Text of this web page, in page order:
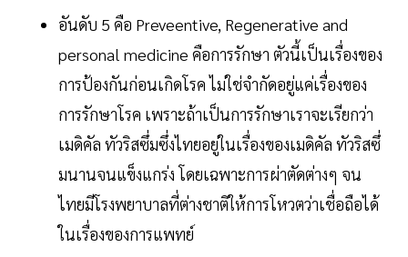
อันดับ 5 คือ Preveentive, Regenerative and
personal medicine คือการรักษา ตัวนี้เป็นเรื่องของ
การป้องกันก่อนเกิดโรค ไม่ใช่จำกัดอยู่แค่เรื่องของ
การรักษาโรค เพราะถ้าเป็นการรักษาเราจะเรียกว่า
เมดิคัล ทัวริสซึ่มซึ่งไทยอยู่ในเรื่องของเมดิคัล ทัวริสซึ่
มนานจนแข็งแกร่ง โดยเฉพาะการผ่าตัดต่างๆ จน
ไทยมีโรงพยาบาลที่ต่างชาติให้การโหวตว่าเชื่อถือได้
ในเรื่องของการแพทย์